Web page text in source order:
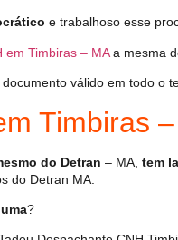
e trabalhoso esse
em Timbiras – MAa mesma
válido em todo o
Timbiras
do Detran – MA, tem
do Detran MA.
?